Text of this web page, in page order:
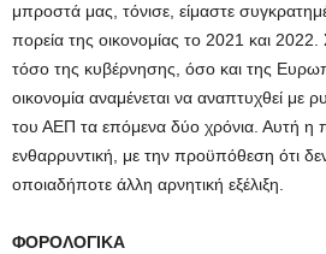
μπροστά μας, τόνισε, είμαστε
πορεία της οικονομίας το 2021 και 2022.
τόσο της κυβέρνησης, όσο και της
οικονομία αναμένεται να αναπτυχθεί
του ΑΕΠ τα επόμενα δύο χρόνια. Αυτή η
ενθαρρυντική, με την προϋπόθεση ότι
οποιαδήποτε άλλη αρνητική εξέλιξη.
ΦΟΡΟΛΟΓΙΚΑ